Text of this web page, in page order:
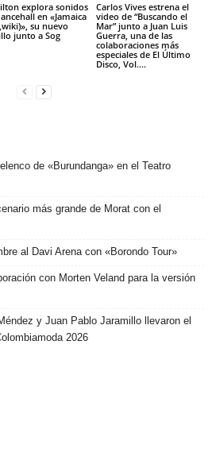
explora sonidos
en «Jamaica
su nuevo
junto a Sog
Carlos Vives estrena el
video de “Buscando el
Mar” junto a Juan Luis
Guerra, una de las
colaboraciones más
especiales de El Último
Disco, Vol....
de «Burundanga» en el Teatro
más grande de Morat con el
al Davi Arena con «Borondo Tour»
con Morten Veland para la versión
y Juan Pablo Jaramillo llevaron el
2026